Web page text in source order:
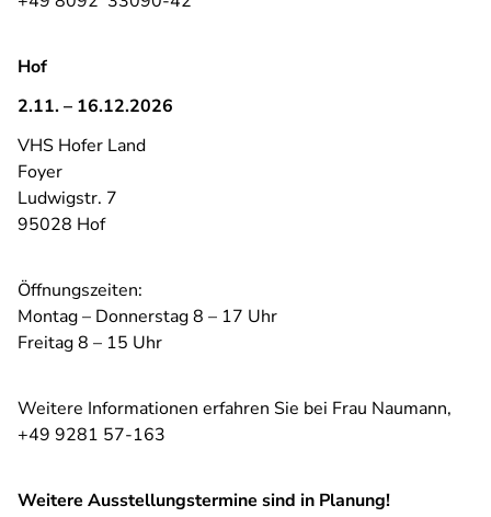
Hof
2.11. – 16.12.2026
VHS Hofer Land
Foyer
Ludwigstr. 7
95028 Hof
Öffnungszeiten:
Montag – Donnerstag 8 – 17 Uhr
Freitag 8 – 15 Uhr
Weitere Informationen erfahren Sie bei Frau Naumann,
+49 9281 57-163
Weitere Ausstellungstermine sind in Planung!